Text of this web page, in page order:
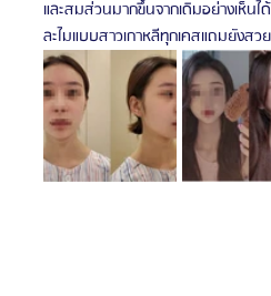
และสมส่วนมากขึ้นจากเดิมอย่างเห็น
ละไมแบบสาวเกาหลีทุกเคสแถมยังส